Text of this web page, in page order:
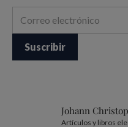
Johann
Artículos y libros